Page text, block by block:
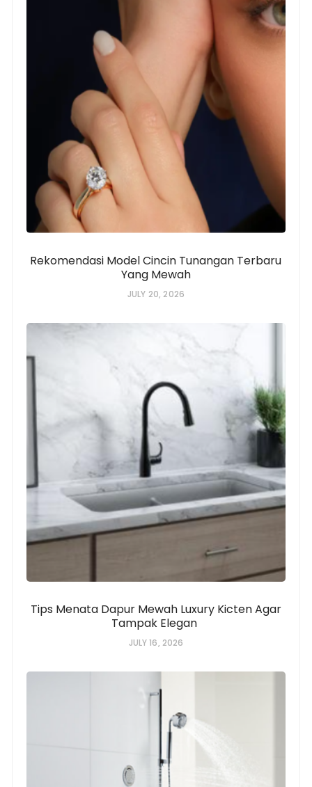
Rekomendasi Model Cincin Tunangan Terbaru
Yang Mewah
JULY 20, 2026
Tips Menata Dapur Mewah Luxury Kicten Agar
Tampak Elegan
JULY 16, 2026